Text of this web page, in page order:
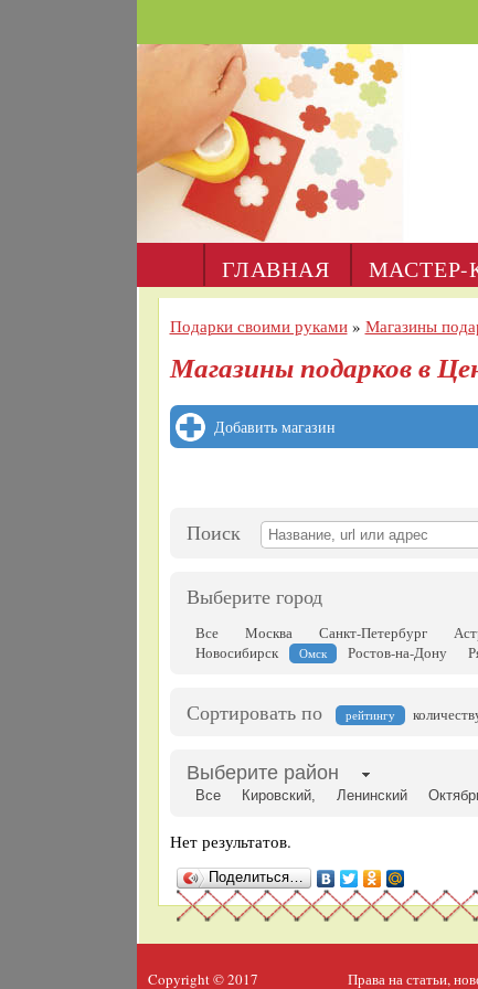
ГЛАВНАЯ
Подарки своими руками» Магазины
Магазины подарков в
Добавить магазин
Поиск
Выберите город
Все Москва Санкт-Петербург
Новосибирск
Омск Ростов-на-Дону
Сортировать по рейтингу
Выберите район
Все Кировский, Ленинский
Нет результатов.
Поделиться…
Copyright © 2017
Права на статьи,